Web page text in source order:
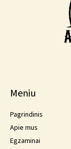
Meniu
Pagrindinis
Apie mus
Egzaminai